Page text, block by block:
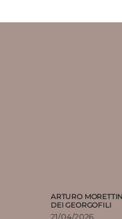
ARTURO
DEI GEORGOFILI
21/04/2026